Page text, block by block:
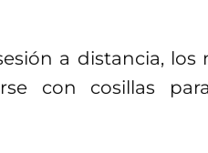
a distancia,
con cosillas